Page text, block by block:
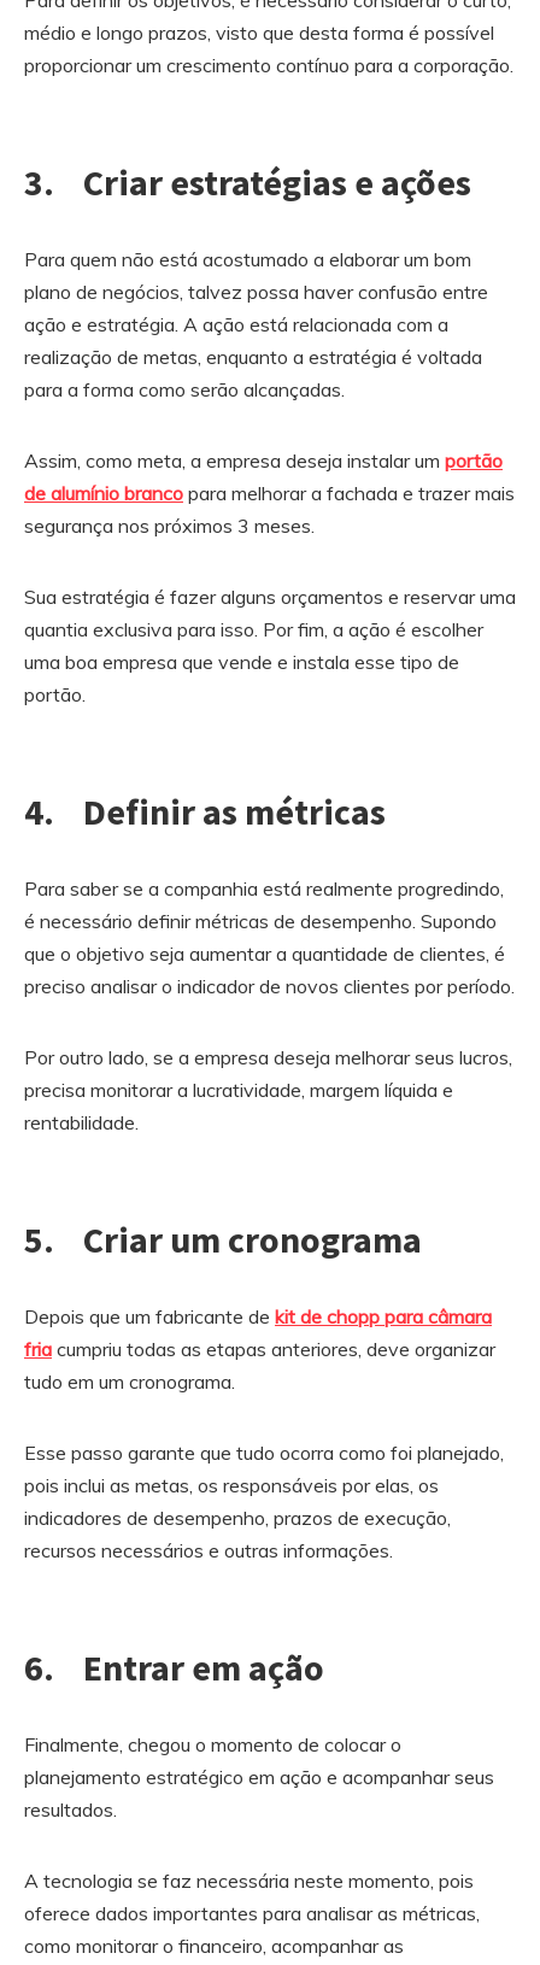
médio e longo prazos, visto que desta forma é possível
proporcionar um crescimento contínuo para a corporação.
3. Criar estratégias e ações
Para quem não está acostumado a elaborar um bom
plano de negócios, talvez possa haver confusão entre
ação e estratégia. A ação está relacionada com a
realização de metas, enquanto a estratégia é voltada
para a forma como serão alcançadas.
Assim, como meta, a empresa deseja instalar um portão
de alumínio branco para melhorar a fachada e trazer mais
segurança nos próximos 3 meses.
Sua estratégia é fazer alguns orçamentos e reservar uma
quantia exclusiva para isso. Por fim, a ação é escolher
uma boa empresa que vende e instala esse tipo de
portão.
4. Definir as métricas
Para saber se a companhia está realmente progredindo,
é necessário definir métricas de desempenho. Supondo
que o objetivo seja aumentar a quantidade de clientes, é
preciso analisar o indicador de novos clientes por período.
Por outro lado, se a empresa deseja melhorar seus lucros,
precisa monitorar a lucratividade, margem líquida e
rentabilidade.
5. Criar um cronograma
Depois que um fabricante de kit de chopp para câmara
fria cumpriu todas as etapas anteriores, deve organizar
tudo em um cronograma.
Esse passo garante que tudo ocorra como foi planejado,
pois inclui as metas, os responsáveis por elas, os
indicadores de desempenho, prazos de execução,
recursos necessários e outras informações.
6. Entrar em ação
Finalmente, chegou o momento de colocar o
planejamento estratégico em ação e acompanhar seus
resultados.
A tecnologia se faz necessária neste momento, pois
oferece dados importantes para analisar as métricas,
como monitorar o financeiro, acompanhar as